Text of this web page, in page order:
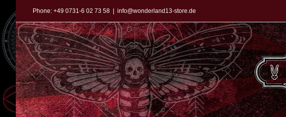
Inhalt
springen
Phone: +49 0731-6 02 73 58 info@wonderland13-store.de